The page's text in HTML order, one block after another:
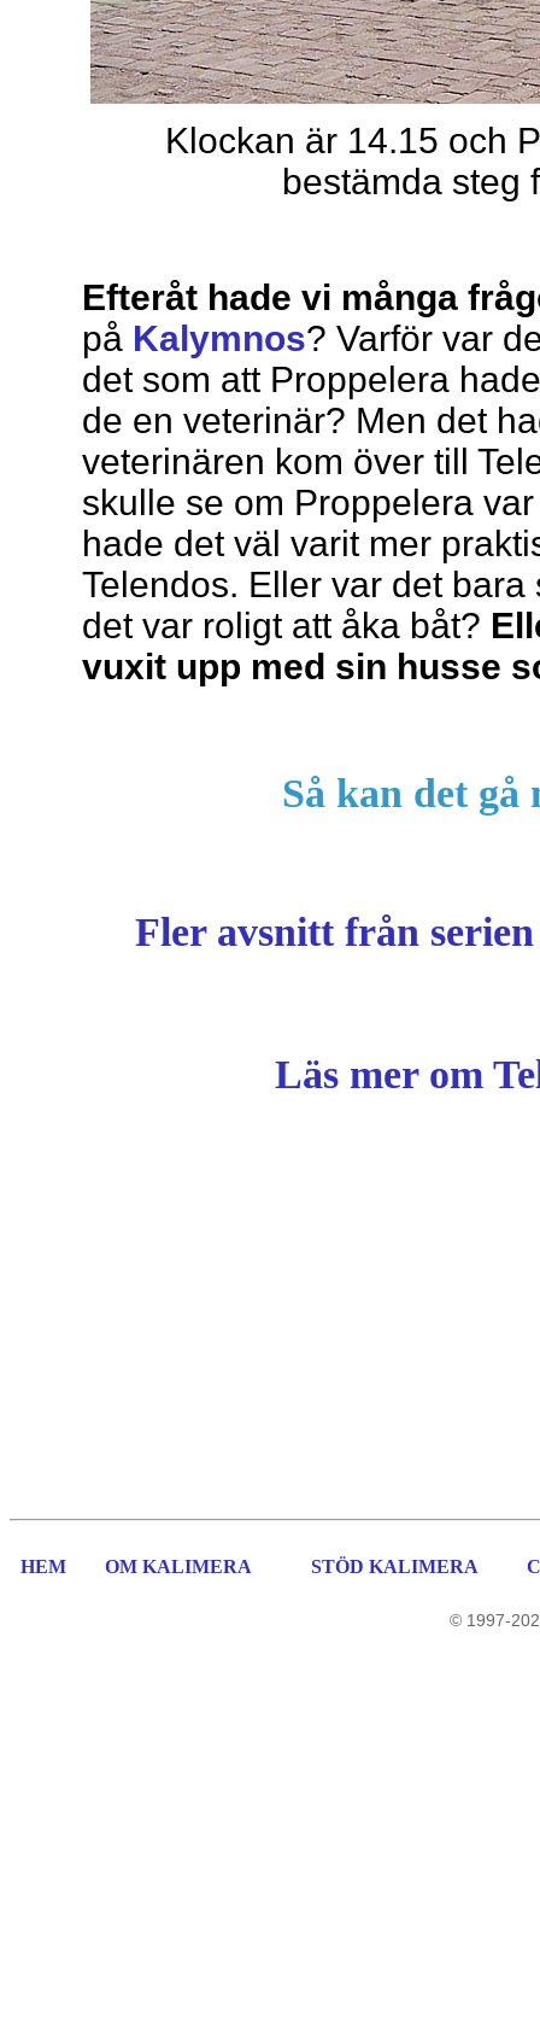
Klockan är 14.15 och
bestämda steg
Efteråt hade vi många
på Kalymnos? Varför var
det som att Proppelera
de en veterinär? Men det
veterinären kom över till
skulle se om Proppelera
hade det väl varit mer
Telendos. Eller var det
det var roligt att åka båt?
vuxit upp med sin husse
Så kan det
Fler avsnitt från
Läs mer om
HEM OM KALIMERA STÖD KALIMERA
© 1997-